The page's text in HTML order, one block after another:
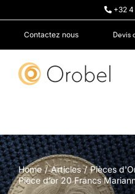
+32
Contactez nous Devis
Home Articles
Pièces
Pièce d’or 20 Francs